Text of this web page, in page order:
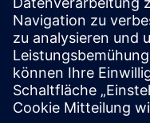
Press | Company | Siemens
© Siemens 1996 – 2026
Corporate Information
Privacy Notice